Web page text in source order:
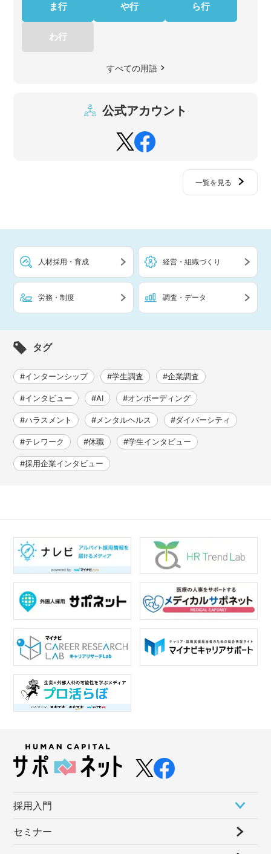
ま行 や行 ら行
わ行
すべての用語
公式アカウント
一覧を見る
人材採用・育成 経営・組織づくり
労務・制度 調査・データ
タグ
#インターンシップ #学生調査 #企業調査
#インタビュー #AI #オンボーディング
#ハラスメント #メンタルヘルス #ダイバーシティ
#テレワーク #休職 #学生インタビュー
#採用企業インタビュー
採⽤⼊⾨
セミナー